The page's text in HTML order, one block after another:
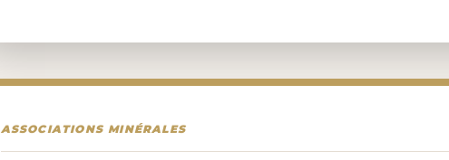
ASSOCIATIONS MINÉRALES